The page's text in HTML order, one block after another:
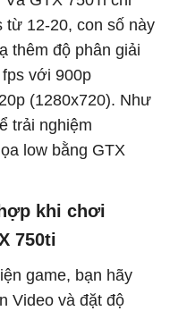
từ 12-20, con số này
thêm độ phân giải
với 900p
(1280x720). Như
trải nghiệm
low bằng GTX
khi chơi
750ti
game, bạn hãy
Video và đặt độ